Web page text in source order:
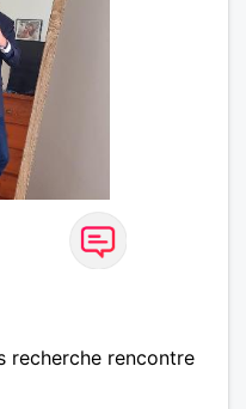
recherche rencontre